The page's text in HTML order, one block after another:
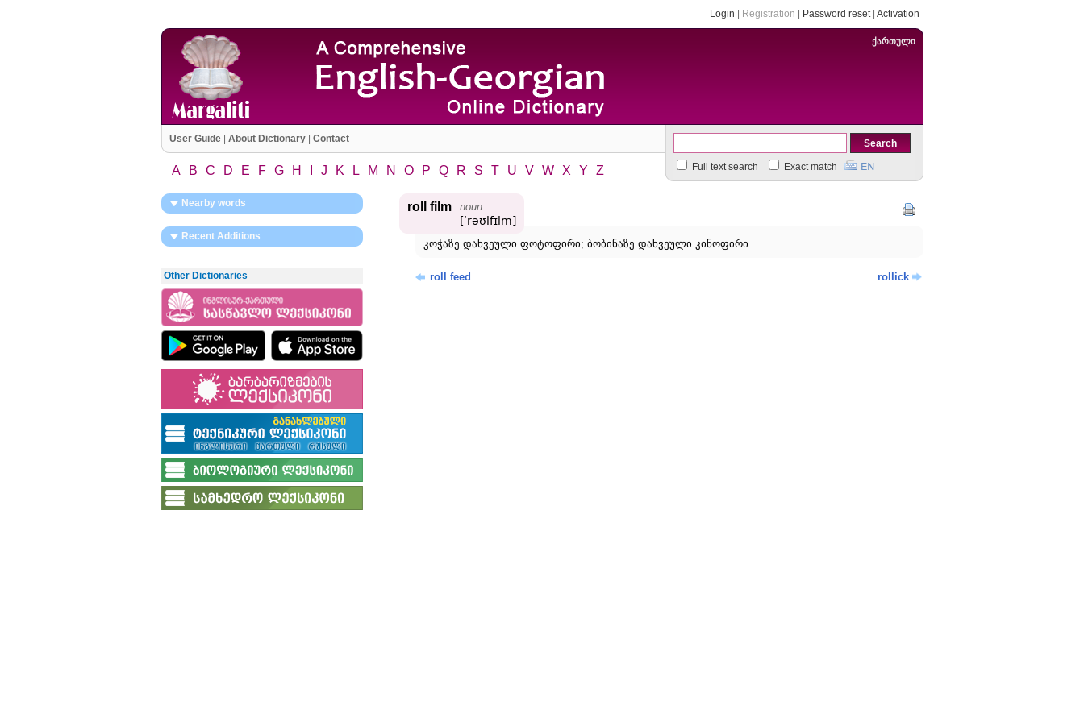
Login Registration Password reset| Activation
ქართული
User Guide| About Dictionary| Contact
Full text search Exact match
A B C D E F G H J K L M N O P Q R S T U V W X Y Z
Nearby words
Recent Additions
Other Dictionaries
roll film noun
[ʹrəʊlfɪlm]
კოჭაზე დახვეული ფოტოფირი; ბობინაზე დახვეული კინოფირი.
roll feed rollick